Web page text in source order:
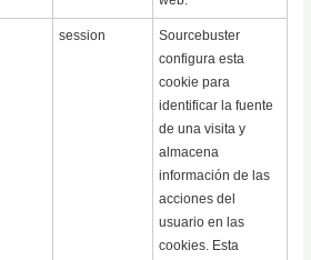
session
Sourcebuster
configura esta
cookie para
identificar la fuente
de una visita y
almacena
información de las
acciones del
usuario en las
cookies. Esta